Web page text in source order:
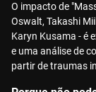
O impacto de
Oswalt, Takashi
Karyn Kusama - é
e uma análise de
partir de traumas